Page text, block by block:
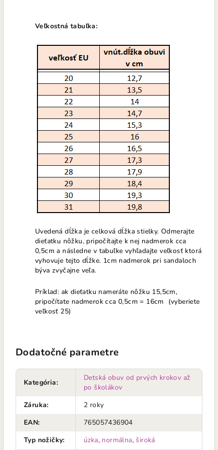
Veľkostná tabuľka:
Uvedená dĺžka je celková dĺžka stielky. Odmerajte
dieťatku nôžku, pripočítajte k nej nadmerok cca
0,5cm a následne v tabuľke vyhľadajte veľkosť ktorá
vyhovuje tejto dĺžke. 1cm nadmerok pri sandaloch
býva zvyčajne veľa.
Príklad: ak dieťatku nameráte nôžku 15,5cm,
pripočítate nadmerok cca 0,5cm = 16cm (vyberiete
veľkosť 25)
Dodatočné parametre
Kategória:
Detská obuv od prvých krokov až
po školákov
Záruka:
2 roky
EAN:
765057436904
Typ nožičky: úzka, normálna, široká